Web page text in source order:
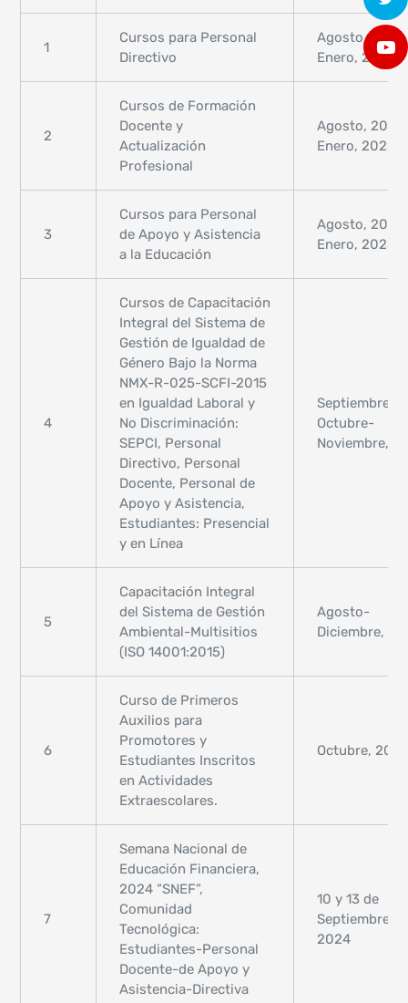
1
Cursos para Personal
Directivo
Agosto, 2024
Enero, 2025
2
Cursos de Formación
Docente y
Actualización
Profesional
Agosto, 2024
Enero, 2025
3
Cursos para Personal
de Apoyo y Asistencia
a la Educación
Agosto, 2024
Enero, 2025
4
Cursos de Capacitación
Integral del Sistema de
Gestión de Igualdad de
Género Bajo la Norma
NMX-R-025-SCFI-2015
en Igualdad Laboral y
No Discriminación:
SEPCI, Personal
Directivo, Personal
Docente, Personal de
Apoyo y Asistencia,
Estudiantes: Presencial
y en Línea
Septiembre-
Octubre-
Noviembre,
5
Capacitación Integral
del Sistema de Gestión
Ambiental-Multisitios
(ISO 14001:2015)
Agosto-
Diciembre,
6
Curso de Primeros
Auxilios para
Promotores y
Estudiantes Inscritos
en Actividades
Extraescolares.
Octubre,
7
Semana Nacional de
Educación Financiera,
2024 “SNEF”,
Comunidad
Tecnológica:
Estudiantes-Personal
Docente-de Apoyo y
Asistencia-Directiva
10 y 13 de
Septiembre,
2024